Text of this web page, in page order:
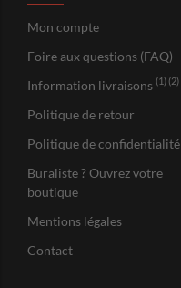
Mon compte
Foire aux questions (FAQ)
Information livraisons (1) (2)
Politique de retour
Politique de confidentialité
Buraliste ? Ouvrez votre
boutique
Mentions légales
Contact